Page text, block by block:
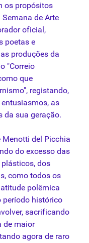
os propósitos
de Arte
oficial,
poetas e
produções da
"Correio
que
registando,
as
da sua geração.
del Picchia
do excesso das
dos
como todos os
polêmica
período histórico
sacrificando
de maior
agora de raro